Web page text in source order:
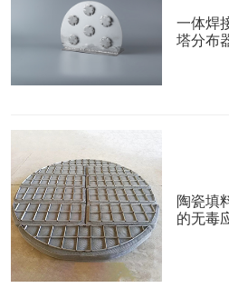
一体焊
塔分布
陶瓷填
的无毒